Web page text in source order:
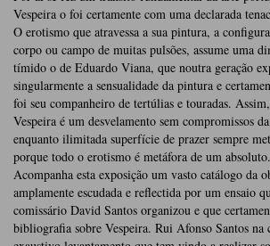
Vespeira o foi certamente com uma declarada
O erotismo que atravessa a sua pintura, a
corpo ou campo de muitas pulsões, assume uma
tímido o de Eduardo Viana, que noutra geração
singularmente a sensualidade da pintura e
foi seu companheiro de tertúlias e touradas.
Vespeira é um desvelamento sem compromissos
enquanto ilimitada superfície de prazer sempre
porque todo o erotismo é metáfora de um absoluto.
Acompanha esta exposição um vasto catálogo da
amplamente escudada e reflectida por um ensaio
comissário David Santos organizou e que
bibliografia sobre Vespeira. Rui Afonso Santos na